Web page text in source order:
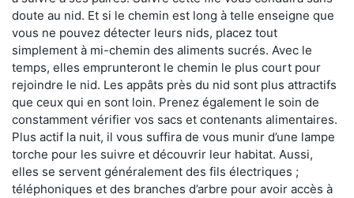
doute au nid. Et si le chemin est long à telle enseigne que
vous ne pouvez détecter leurs nids, placez tout
simplement à mi-chemin des aliments sucrés. Avec le
temps, elles emprunteront le chemin le plus court pour
rejoindre le nid. Les appâts près du nid sont plus attractifs
que ceux qui en sont loin. Prenez également le soin de
constamment vérifier vos sacs et contenants alimentaires.
Plus actif la nuit, il vous suffira de vous munir d’une lampe
torche pour les suivre et découvrir leur habitat. Aussi,
elles se servent généralement des fils électriques ;
téléphoniques et des branches d’arbre pour avoir accès à